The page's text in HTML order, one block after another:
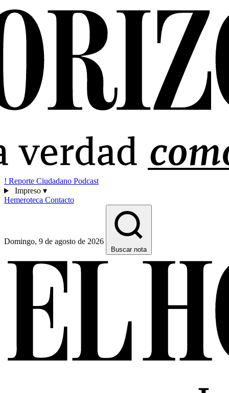
! Reporte Ciudadano Podcast
Impreso ▾
Hemeroteca Contacto
Domingo, 9 de agosto de 2026
Buscar nota